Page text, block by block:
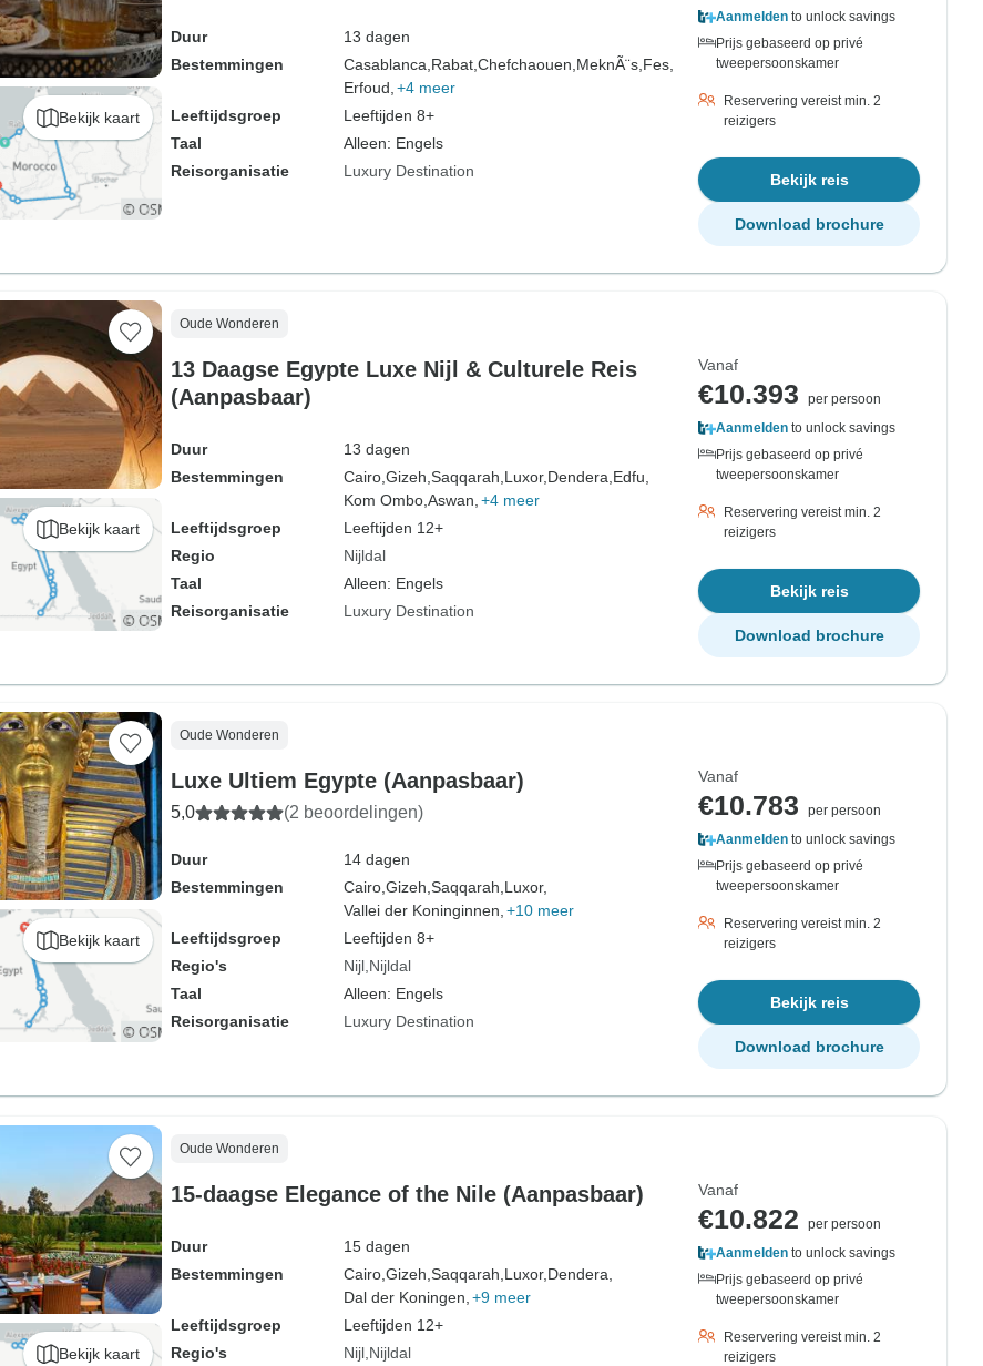
Bekijk kaart
Duur
13 dagen
Bestemmingen
Casablanca, Rabat, Chefchaouen, MeknÃ¨s, Fes,
Erfoud, +4 meer
Leeftijdsgroep
Leeftijden 8+
Taal
Alleen: Engels
Reisorganisatie
Luxury Destination
Aanmelden to unlock savings
Prijs gebaseerd op privé
tweepersoonskamer
Reservering vereist min. 2
reizigers
Bekijk reis
Download brochure
Bekijk kaart
Oude Wonderen
13 Daagse Egypte Luxe Nijl & Culturele Reis
(Aanpasbaar)
Duur
13 dagen
Bestemmingen
Cairo, Gizeh, Saqqarah, Luxor, Dendera, Edfu,
Kom Ombo, Aswan, +4 meer
Leeftijdsgroep
Leeftijden 12+
Regio
Nijldal
Taal
Alleen: Engels
Reisorganisatie
Luxury Destination
Vanaf
€10.393
per persoon
Aanmelden to unlock savings
Prijs gebaseerd op privé
tweepersoonskamer
Reservering vereist min. 2
reizigers
Bekijk reis
Download brochure
Bekijk kaart
Oude Wonderen
Luxe Ultiem Egypte (Aanpasbaar)
5,0 (2 beoordelingen)
Duur
14 dagen
Bestemmingen
Cairo, Gizeh, Saqqarah, Luxor,
Vallei der Koninginnen, +10 meer
Leeftijdsgroep
Leeftijden 8+
Regio's
Nijl Nijldal
Taal
Alleen: Engels
Reisorganisatie
Luxury Destination
Vanaf
€10.783
per persoon
Aanmelden to unlock savings
Prijs gebaseerd op privé
tweepersoonskamer
Reservering vereist min. 2
reizigers
Bekijk reis
Download brochure
Bekijk kaart
Oude Wonderen
15-daagse Elegance of the Nile (Aanpasbaar)
Duur
15 dagen
Bestemmingen
Cairo, Gizeh, Saqqarah, Luxor, Dendera,
Dal der Koningen, +9 meer
Leeftijdsgroep
Leeftijden 12+
Regio's
Nijl Nijldal
Vanaf
€10.822
per persoon
Aanmelden to unlock savings
Prijs gebaseerd op privé
tweepersoonskamer
Reservering vereist min. 2
reizigers